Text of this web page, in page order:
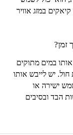
במזג אוויר
זמן?
במים מתוקים
יש לייבש אותו
ישירה או
הבד ובסיבים